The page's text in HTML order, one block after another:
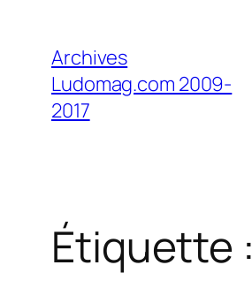
contenu
Archives
Ludomag.com 2009-
2017
Étiquette :